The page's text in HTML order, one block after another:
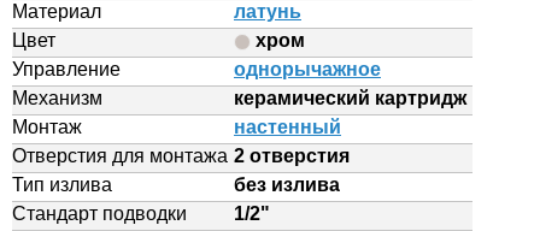
Материал
латунь
Цвет
хром
Управление
однорычажное
Механизм
керамический картридж
Монтаж
настенный
Отверстия для монтажа 2 отверстия
Тип излива
без излива
Стандарт подводки
1/2"